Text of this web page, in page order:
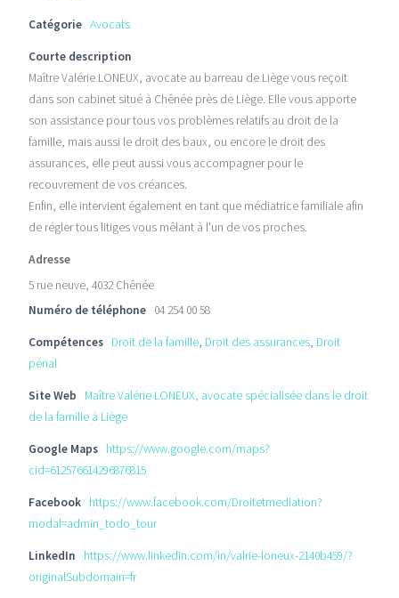
Catégorie Avocats
Courte description
Maître Valérie LONEUX, avocate au barreau de Liège vous reçoit
dans son cabinet situé à Chênée près de Liège. Elle vous apporte
son assistance pour tous vos problèmes relatifs au droit de la
famille, mais aussi le droit des baux, ou encore le droit des
assurances, elle peut aussi vous accompagner pour le
recouvrement de vos créances.
Enfin, elle intervient également en tant que médiatrice familiale afin
de régler tous litiges vous mêlant à l'un de vos proches.
Adresse
5 rue neuve, 4032 Chênée
Numéro de téléphone 04 254 00 58
Compétences Droit de la famille, Droit des assurances, Droit
pénal
Site Web
Maître Valérie LONEUX, avocate spécialisée dans le droit
de la famille à Liège
Google Maps https://www.google.com/maps?
cid=612576614296876815
Facebook https://www.facebook.com/Droitetmediation?
modal=admin_todo_tour
LinkedIn
https://www.linkedin.com/in/valrie-loneux-2140b459/?
originalSubdomain=fr